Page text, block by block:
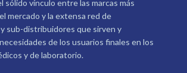
sólido vínculo entre las marcas más
mercado y la extensa red de
sub-distribuidores que sirven y
de los usuarios finales en los
y de laboratorio.